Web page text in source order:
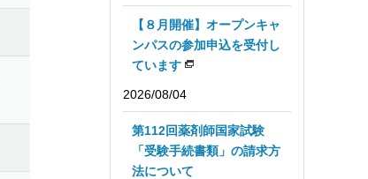
【８月開催】オープンキャ
ンパスの参加申込を受付し
ています
2026/08/04
第112回薬剤師国家試験
「受験手続書類」の請求方
法について